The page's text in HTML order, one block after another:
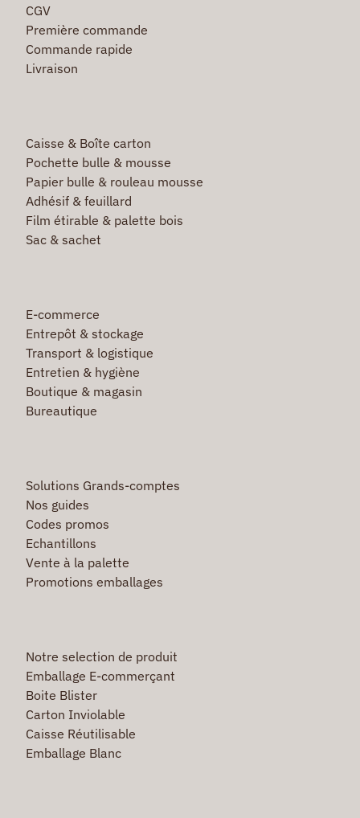
CGV
Première commande
Commande rapide
Livraison
Caisse & Boîte carton
Pochette bulle & mousse
Papier bulle & rouleau mousse
Adhésif & feuillard
Film étirable & palette bois
Sac & sachet
E-commerce
Entrepôt & stockage
Transport & logistique
Entretien & hygiène
Boutique & magasin
Bureautique
Solutions Grands-comptes
Nos guides
Codes promos
Echantillons
Vente à la palette
Promotions emballages
Notre selection de produit
Emballage E-commerçant
Boite Blister
Carton Inviolable
Caisse Réutilisable
Emballage Blanc